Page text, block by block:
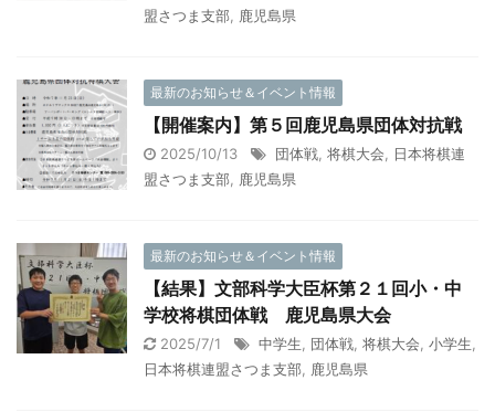
盟さつま支部
鹿児島県
最新のお知らせ＆イベント情報
【開催案内】第５回鹿児島県団体対抗戦
2025/10/13 団体戦 将棋大会
日本将棋連
盟さつま支部
鹿児島県
最新のお知らせ＆イベント情報
【結果】文部科学大臣杯第２１回小・中
学校将棋団体戦 鹿児島県大会
2025/7/1 中学生 団体戦 将棋大会 小学生
日本将棋連盟さつま支部
鹿児島県